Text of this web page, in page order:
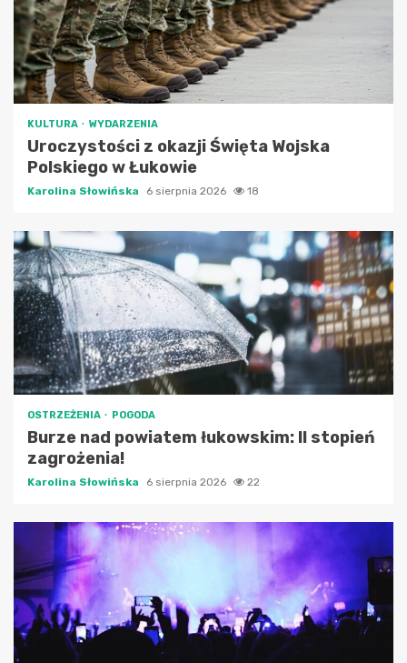
KULTURA WYDARZENIA
Uroczystości z okazji Święta Wojska
Polskiego w Łukowie
Karolina Słowińska 6 sierpnia 2026 18
OSTRZEŻENIA POGODA
Burze nad powiatem łukowskim: II stopień
zagrożenia!
Karolina Słowińska 6 sierpnia 2026 22